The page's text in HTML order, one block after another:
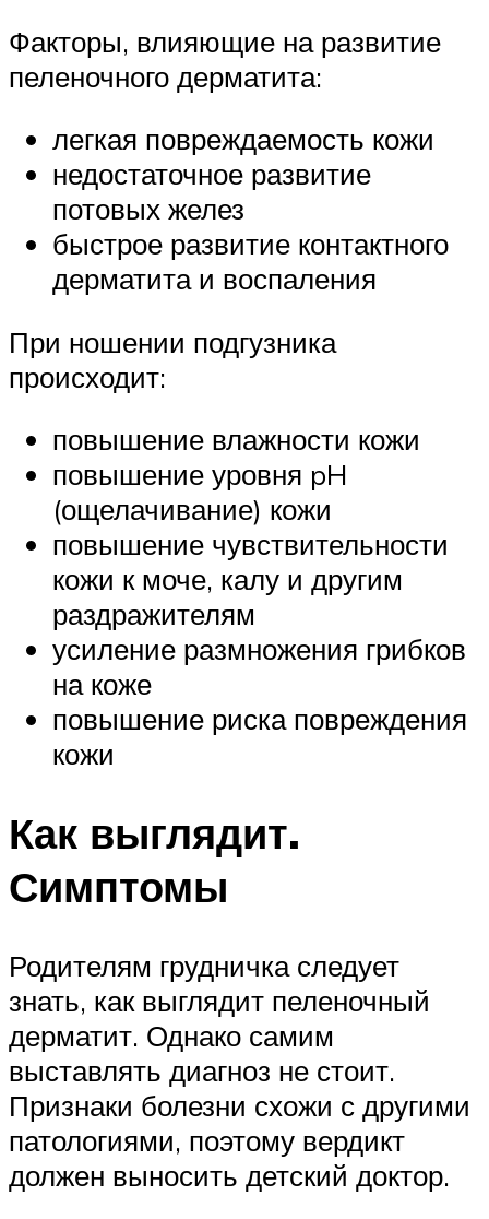
Факторы, влияющие на развитие
пеленочного дерматита:
легкая повреждаемость кожи
недостаточное развитие
потовых желез
быстрое развитие контактного
дерматита и воспаления
При ношении подгузника
происходит:
повышение влажности кожи
повышение уровня pH
(ощелачивание) кожи
повышение чувствительности
кожи к моче, калу и другим
раздражителям
усиление размножения грибков
на коже
повышение риска повреждения
кожи
Как выглядит.
Симптомы
Родителям грудничка следует
знать, как выглядит пеленочный
дерматит. Однако самим
выставлять диагноз не стоит.
Признаки болезни схожи с другими
патологиями, поэтому вердикт
должен выносить детский доктор.